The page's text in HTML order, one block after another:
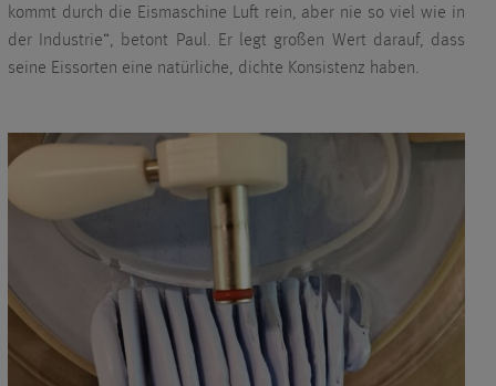
kommt durch die Eismaschine Luft rein, aber nie so viel wie in
der Industrie“, betont Paul. Er legt großen Wert darauf, dass
seine Eissorten eine natürliche, dichte Konsistenz haben.